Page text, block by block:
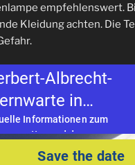
empfehlenswert.
Kleidung achten. Die